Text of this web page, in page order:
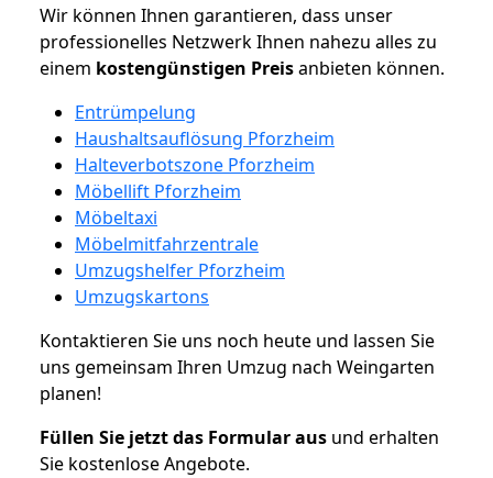
Wir können Ihnen garantieren, dass unser
professionelles Netzwerk Ihnen nahezu alles zu
einem kostengünstigen Preisanbieten können.
Entrümpelung
Haushaltsauflösung Pforzheim
Halteverbotszone Pforzheim
Möbellift Pforzheim
Möbeltaxi
Möbelmitfahrzentrale
Umzugshelfer Pforzheim
Umzugskartons
Kontaktieren Sie uns noch heute und lassen Sie
uns gemeinsam Ihren Umzug nach Weingarten
planen!
Füllen Sie jetzt das Formular aus und erhalten
Sie kostenlose Angebote.